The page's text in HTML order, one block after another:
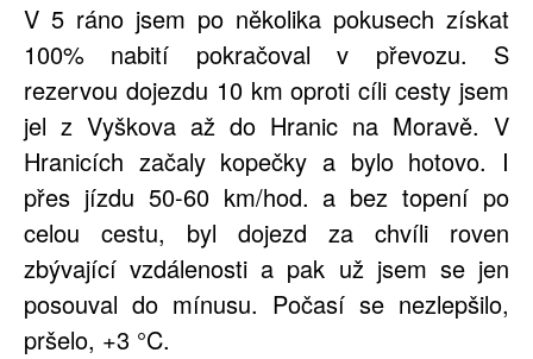
V 5 ráno jsem po několika pokusech získat
100% nabití pokračoval v převozu. S
rezervou dojezdu 10 km oproti cíli cesty jsem
jel z Vyškova až do Hranic na Moravě. V
Hranicích začaly kopečky a bylo hotovo. I
přes jízdu 50-60 km/hod. a bez topení po
celou cestu, byl dojezd za chvíli roven
zbývající vzdálenosti a pak už jsem se jen
posouval do mínusu. Počasí se nezlepšilo,
pršelo, +3 °C.